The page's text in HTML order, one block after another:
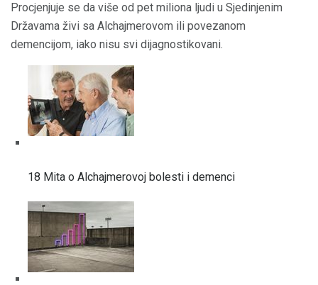
Procjenjuje se da više od pet miliona ljudi u Sjedinjenim
Državama živi sa Alchajmerovom ili povezanom
demencijom, iako nisu svi dijagnostikovani.
18 Mita o Alchajmerovoj bolesti i demenci